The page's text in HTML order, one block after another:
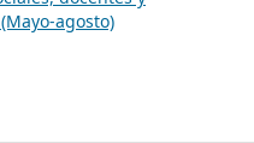
agosto)